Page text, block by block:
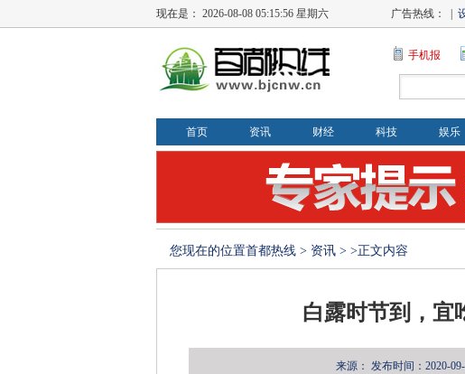
现在是： 2026-08-08 05:15:56 星期六 广告热线： |
手机报
首页 资讯 财经 科技 娱乐
您现在的位置首都热线 > 资讯 > >正文内容
白露时节到，宜
来源： 发布时间：2020-